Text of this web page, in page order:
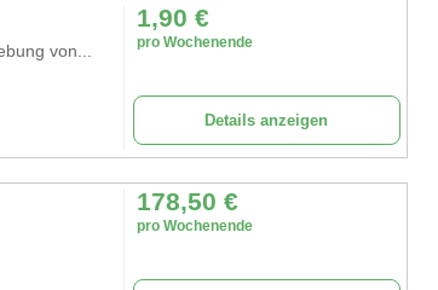
von...
1,90 €
pro Wochenende
Details anzeigen
178,50 €
pro Wochenende